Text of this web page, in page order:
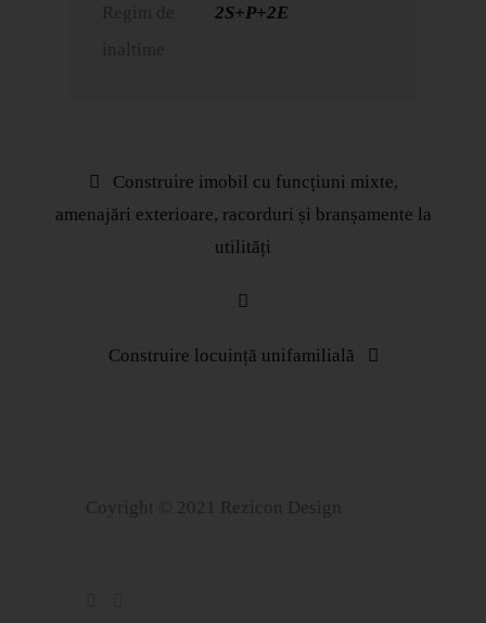
2S+P+2E
Construire imobil cu funcțiuni mixte,
amenajări exterioare, racorduri și branșamente la
utilități
Construire locuință unifamilială
Coyright © 2021 Rezicon Design